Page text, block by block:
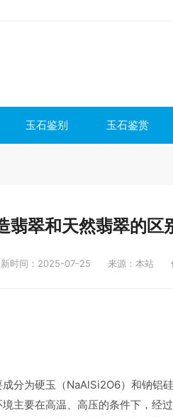
玉石鉴别 玉石鉴赏
翡翠和天然翡翠的区
时间：2025-07-25 来源：本站
分为硬玉（NaAlSi2O6）和钠铝
主要在高温、高压的条件下，经